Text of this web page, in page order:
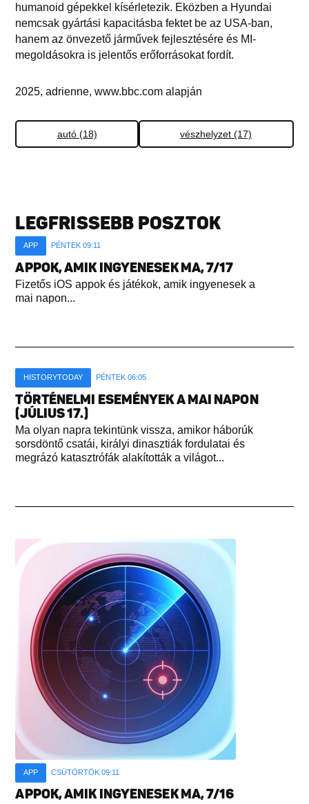
humanoid gépekkel kísérletezik. Eközben a Hyundai
nemcsak gyártási kapacitásba fektet be az USA-ban,
hanem az önvezető járművek fejlesztésére és MI-
megoldásokra is jelentős erőforrásokat fordít.
2025, adrienne, www.bbc.com alapján
autó (18) vészhelyzet (17)
LEGFRISSEBB POSZTOK
APP PÉNTEK 09:11
APPOK, AMIK INGYENESEK MA, 7/17
Fizetős iOS appok és játékok, amik ingyenesek a
mai napon...
HISTORYTODAY PÉNTEK 06:05
TÖRTÉNELMI ESEMÉNYEK A MAI NAPON
(JÚLIUS 17.)
Ma olyan napra tekintünk vissza, amikor háborúk
sorsdöntő csatái, királyi dinasztiák fordulatai és
megrázó katasztrófák alakították a világot...
APP CSÜTÖRTÖK 09:11
APPOK, AMIK INGYENESEK MA, 7/16